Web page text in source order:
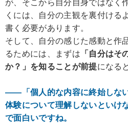
が、そこから自分自身ではなく
くには、自分の主観を裏付ける
書く必要があります。
そして、自分の感じた感動と作
るためには、まずは 「自分はそ
か？」を知ることが前提になる
――「個人的な内容に終始しな
体験について理解しないといけ
で面白いですね。